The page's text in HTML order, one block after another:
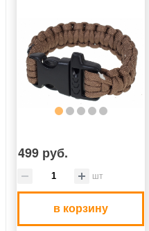
499 руб.
шт
в корзину